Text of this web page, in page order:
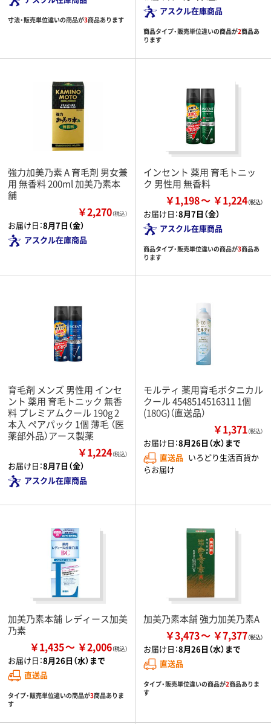
寸法・販売単位違いの商品が3商品あります
アスクル在庫商品
商品タイプ・販売単位違いの商品が2商品あ
ります
強力加美乃素 A 育毛剤 男女兼
用 無香料 200ml 加美乃素本
舗
￥2,270（税込）
お届け日：8月7日（金）
アスクル在庫商品
インセント 薬用 育毛トニッ
ク 男性用 無香料
￥1,198 ￥1,224
お届け日：8月7日（金）
アスクル在庫商品
商品タイプ・販売単位違いの商品が3商品あ
ります
育毛剤 メンズ 男性用 インセ
ント 薬用 育毛トニック 無香
料 プレミアムクール 190g 2
本入 ペアパック 1個 薄毛 （医
薬部外品）アース製薬
￥1,224（税込）
お届け日：8月7日（金）
アスクル在庫商品
モルティ 薬用育毛ボタニカル
クール 4548514516311 1個
(180G)（直送品）
￥1,371（税込）
お届け日：8月26日（水）まで
直送品 いろどり生活百貨か
らお届け
加美乃素本舗 レディース加美
乃素
￥1,435 ￥2,006
お届け日：8月26日（水）まで
直送品
タイプ・販売単位違いの商品が3商品ありま
す
加美乃素本舗 強力加美乃素A
￥3,473 ￥7,377
お届け日：8月26日（水）まで
直送品
タイプ・販売単位違いの商品が2商品ありま
す